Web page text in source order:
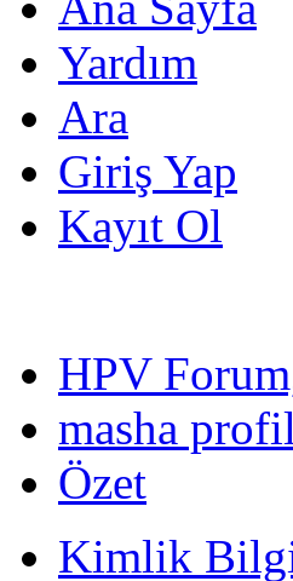
Yardım
Ara
Giriş Yap
Kayıt Ol
HPV
masha
Özet
Kimlik